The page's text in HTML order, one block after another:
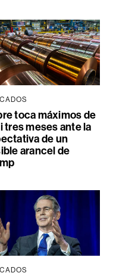
toca máximos de
tres meses ante la
de un
arancel de